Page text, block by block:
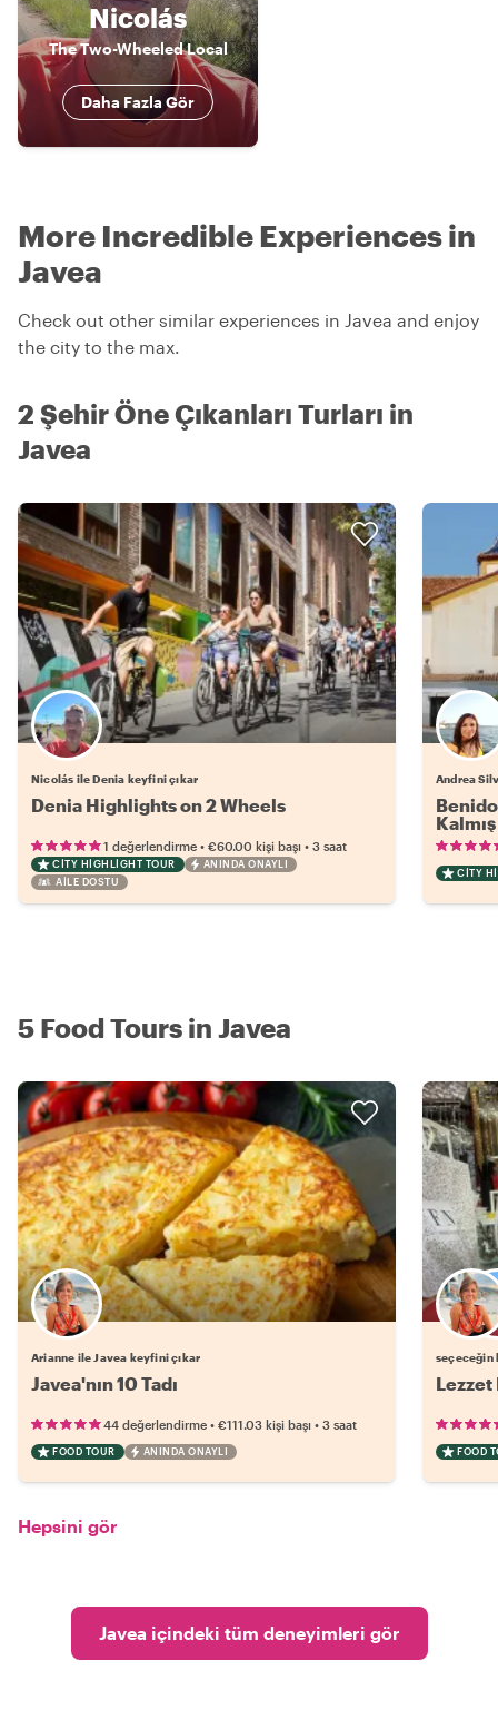
Nicolás
The Two-Wheeled Local
Daha Fazla Gör
More Incredible Experiences in
Javea
Check out other similar experiences in Javea and enjoy
the city to the max.
2 Şehir Öne Çıkanları Turları in
Javea
Nicolás ile Denia keyfini çıkar
Denia Highlights on 2 Wheels
1 değerlendirme • €60.00 kişi başı • 3 saat
CITY HIGHLIGHT TOUR
ANINDA ONAYLI
AILE DOSTU
Andrea
CITY
5 Food Tours in Javea
Arianne ile Javea keyfini çıkar
Javea'nın 10 Tadı
44 değerlendirme • €111.03 kişi başı • 3 saat
FOOD TOUR ANINDA ONAYLI
seçeceğin
Lezzet
FOOD
Hepsini gör
Javea içindeki tüm deneyimleri gör